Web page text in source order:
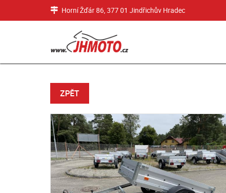
Horní Žďár 86, 377 01 Jindřichův Hradec
ZPĚT